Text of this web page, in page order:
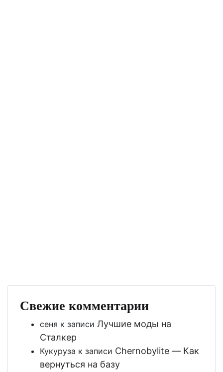
Свежие комментарии
сеня к записи Лучшие моды на
Сталкер
Кукуруза к записи Chernobylite — Как
вернуться на базу